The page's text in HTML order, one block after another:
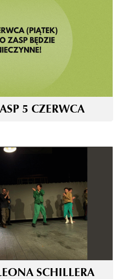
5 CZERWCA
SCHILLERA